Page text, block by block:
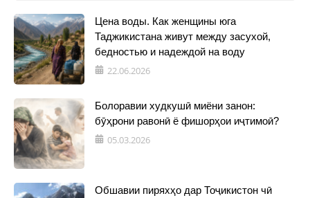
Цена воды. Как женщины юга
Таджикистана живут между засухой,
бедностью и надеждой на воду
22.06.2026
Болоравии худкушӣ миёни занон:
бӯҳрони равонӣ ё фишорҳои иҷтимоӣ?
05.03.2026
Обшавии пиряхҳо дар Тоҷикистон чӣ